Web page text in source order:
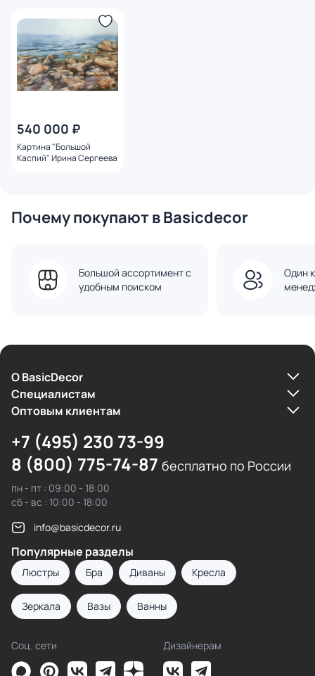
540 000 ₽
Картина "Большой
Каспий" Ирина Сергеева
Почему покупают в Basicdecor
Большой ассортимент с
удобным поиском
Один
О BasicDecor
Cпециалистам
Оптовым клиентам
+7 (495) 230 73-99
8 (800) 775-74-87 бесплатно по России
пн - пт : 09:00 - 18:00
сб - вс : 10:00 - 18:00
info@basicdecor.ru
Популярные разделы
Люстры Бра Диваны Кресла
Зеркала Вазы Ванны
Соц. сети Дизайнерам